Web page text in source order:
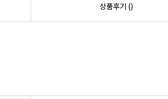
상품후기 ()